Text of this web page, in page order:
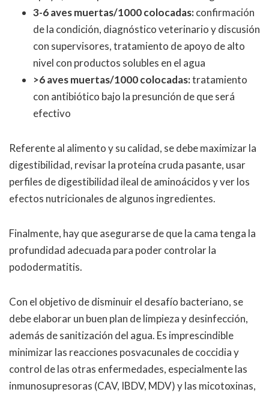
3-6 aves muertas/1000 colocadas:confirmación
de la condición, diagnóstico veterinario y discusión
con supervisores, tratamiento de apoyo de alto
nivel con productos solubles en el agua
>6 aves muertas/1000 colocadas:tratamiento
con antibiótico bajo la presunción de que será
efectivo
Referente al alimento y su calidad, se debe maximizar la
digestibilidad, revisar la proteína cruda pasante, usar
perfiles de digestibilidad ileal de aminoácidos y ver los
efectos nutricionales de algunos ingredientes.
Finalmente, hay que asegurarse de que la cama tenga la
profundidad adecuada para poder controlar la
pododermatitis.
Con el objetivo de disminuir el desafío bacteriano, se
debe elaborar un buen plan de limpieza y desinfección,
además de sanitización del agua. Es imprescindible
minimizar las reacciones posvacunales de coccidia y
control de las otras enfermedades, especialmente las
inmunosupresoras (CAV, IBDV, MDV) y las micotoxinas,